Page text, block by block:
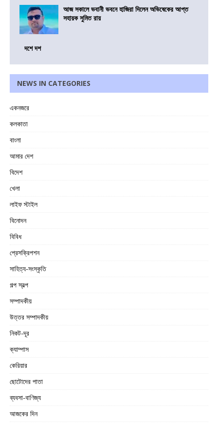
আজ সকালে ভবানী ভবনে হাজিরা দিলেন অভিষেকের আপ্ত
সহায়ক সুমিত রায়
দশে দশ
NEWS IN CATEGORIES
একনজরে
কলকাতা
বাংলা
আমার দেশ
বিদেশ
খেলা
লাইফ স্টাইল
বিনোদন
বিবিধ
প্রেসক্রিপশন
সাহিত্য-সংস্কৃতি
গল্প স্বল্প
সম্পাদকীয়
উত্তর সম্পাদকীয়
নিকট-দূর
ক্যাম্পাস
কেরিয়ার
ছোটোদের পাতা
ব্যবসা-বাণিজ্য
আজকের দিন